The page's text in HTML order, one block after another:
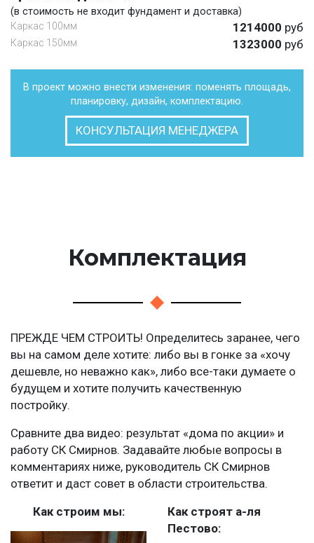
(в стоимость не входит фундамент и доставка)
Каркас 100мм 1214000 руб
Каркас 150мм 1323000 руб
В проект можно внести изменения: поменять площадь,
планировку, дизайн, комплектацию.
КОНСУЛЬТАЦИЯ МЕНЕДЖЕРА
Комплектация
ПРЕЖДЕ ЧЕМ СТРОИТЬ! Определитесь заранее, чего
вы на самом деле хотите: либо вы в гонке за «хочу
дешевле, но неважно как», либо все-таки думаете о
будущем и хотите получить качественную
постройку.
Сравните два видео: результат «дома по акции» и
работу СК Смирнов. Задавайте любые вопросы в
комментариях ниже, руководитель СК Смирнов
ответит и даст совет в области строительства.
Как строим мы:
Как строят а-ля
Пестово: